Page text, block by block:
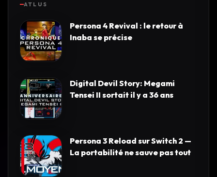
ATLUS
Persona 4 Revival : le retour à
Inaba se précise
Digital Devil Story: Megami
Tensei II sortait il y a 36 ans
Persona 3 Reload sur Switch 2 —
La portabilité ne sauve pas tout